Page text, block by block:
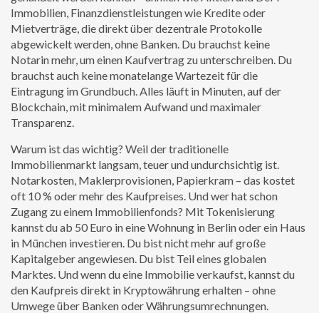
Immobilien, Finanzdienstleistungen wie Kredite oder
Mietverträge, die direkt über dezentrale Protokolle
abgewickelt werden, ohne Banken. Du brauchst keine
Notarin mehr, um einen Kaufvertrag zu unterschreiben. Du
brauchst auch keine monatelange Wartezeit für die
Eintragung im Grundbuch. Alles läuft in Minuten, auf der
Blockchain, mit minimalem Aufwand und maximaler
Transparenz.
Warum ist das wichtig? Weil der traditionelle
Immobilienmarkt langsam, teuer und undurchsichtig ist.
Notarkosten, Maklerprovisionen, Papierkram – das kostet
oft 10 % oder mehr des Kaufpreises. Und wer hat schon
Zugang zu einem Immobilienfonds? Mit Tokenisierung
kannst du ab 50 Euro in eine Wohnung in Berlin oder ein Haus
in München investieren. Du bist nicht mehr auf große
Kapitalgeber angewiesen. Du bist Teil eines globalen
Marktes. Und wenn du eine Immobilie verkaufst, kannst du
den Kaufpreis direkt in Kryptowährung erhalten – ohne
Umwege über Banken oder Währungsumrechnungen.